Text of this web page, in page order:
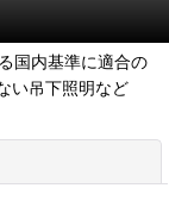
国内基準に適合の
い吊下照明など